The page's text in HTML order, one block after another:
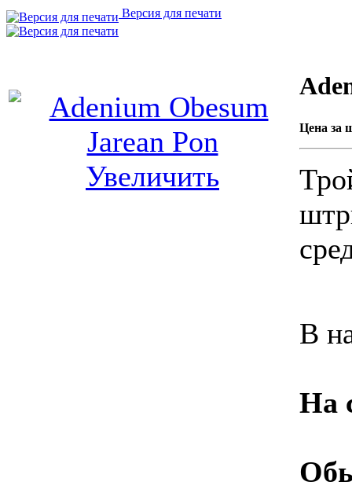
Версия для печати
Увеличить
Цена за
В
На